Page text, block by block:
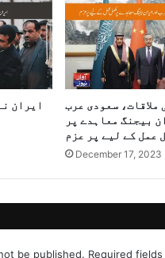
ایران
ملاقات، سعودی عرب
بیجنگ معاہدے پر
عمل کے لیے پر عزم
December 17, 2023
be published. Required